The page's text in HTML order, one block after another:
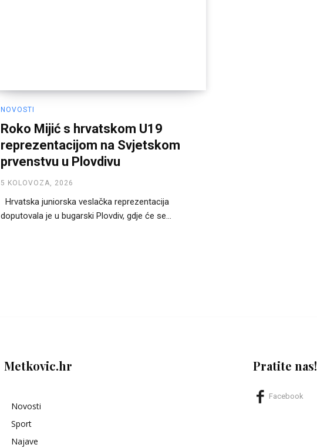
NOVOSTI
Roko Mijić s hrvatskom U19
reprezentacijom na Svjetskom
prvenstvu u Plovdivu
5 KOLOVOZA, 2026
Hrvatska juniorska veslačka reprezentacija
doputovala je u bugarski Plovdiv, gdje će se...
Metkovic.hr
Novosti
Sport
Najave
Pratite nas!
Facebook